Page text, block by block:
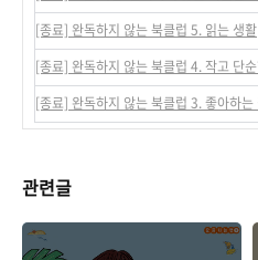
[종료] 완독하지 않는 북클럽 5. 읽는 생활
관련글